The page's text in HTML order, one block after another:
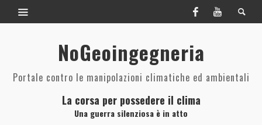
NoGeoingegneria
Portale contro le manipolazioni climatiche ed ambientali
La corsa per possedere il clima
Una guerra silenziosa è in atto